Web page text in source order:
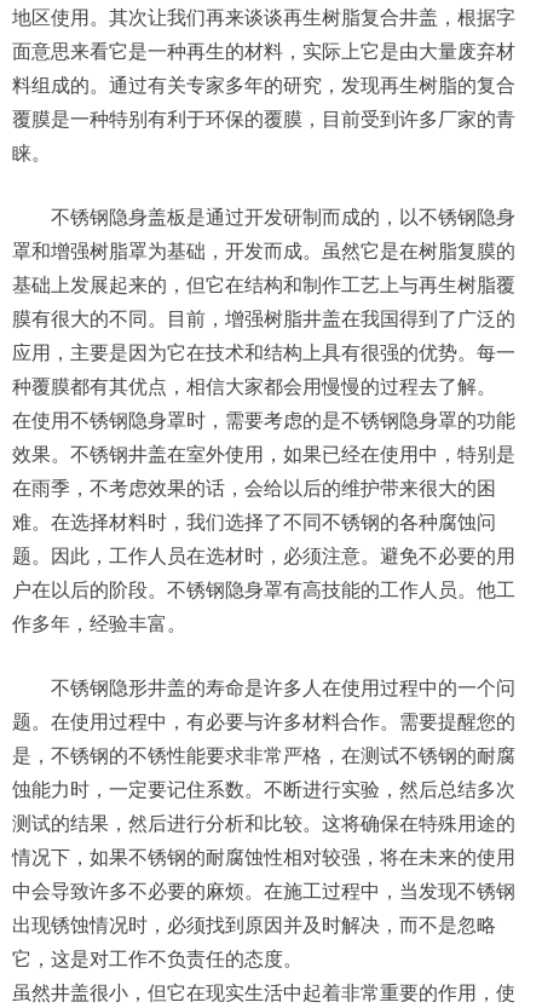
地区使用。其次让我们再来谈谈再生树脂复合井盖，根据字
面意思来看它是一种再生的材料，实际上它是由大量废弃材
料组成的。通过有关专家多年的研究，发现再生树脂的复合
覆膜是一种特别有利于环保的覆膜，目前受到许多厂家的青
睐。
不锈钢隐身盖板是通过开发研制而成的，以不锈钢隐身
罩和增强树脂罩为基础，开发而成。虽然它是在树脂复膜的
基础上发展起来的，但它在结构和制作工艺上与再生树脂覆
膜有很大的不同。目前，增强树脂井盖在我国得到了广泛的
应用，主要是因为它在技术和结构上具有很强的优势。每一
种覆膜都有其优点，相信大家都会用慢慢的过程去了解。
在使用不锈钢隐身罩时，需要考虑的是不锈钢隐身罩的功能
效果。不锈钢井盖在室外使用，如果已经在使用中，特别是
在雨季，不考虑效果的话，会给以后的维护带来很大的困
难。在选择材料时，我们选择了不同不锈钢的各种腐蚀问
题。因此，工作人员在选材时，必须注意。避免不必要的用
户在以后的阶段。不锈钢隐身罩有高技能的工作人员。他工
作多年，经验丰富。
不锈钢隐形井盖的寿命是许多人在使用过程中的一个问
题。在使用过程中，有必要与许多材料合作。需要提醒您的
是，不锈钢的不锈性能要求非常严格，在测试不锈钢的耐腐
蚀能力时，一定要记住系数。不断进行实验，然后总结多次
测试的结果，然后进行分析和比较。这将确保在特殊用途的
情况下，如果不锈钢的耐腐蚀性相对较强，将在未来的使用
中会导致许多不必要的麻烦。在施工过程中，当发现不锈钢
出现锈蚀情况时，必须找到原因并及时解决，而不是忽略
它，这是对工作不负责任的态度。
虽然井盖很小，但它在现实生活中起着非常重要的作用，使